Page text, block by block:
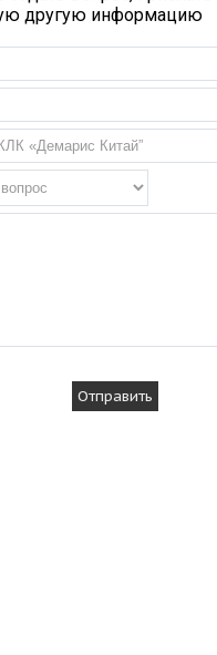
другую информацию